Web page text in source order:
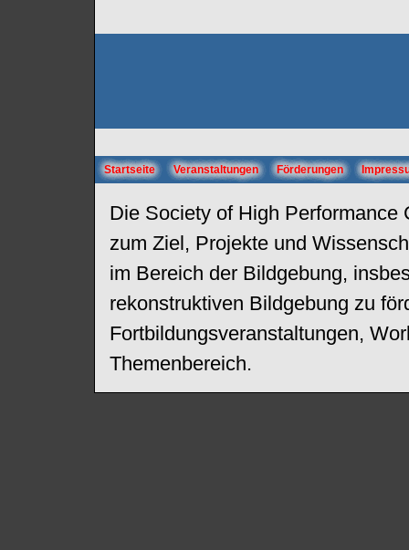
Startseite Veranstaltungen Förderungen
Die Society of High Performance
zum Ziel, Projekte und
im Bereich der Bildgebung,
rekonstruktiven Bildgebung zu
Fortbildungsveranstaltungen,
Themenbereich.